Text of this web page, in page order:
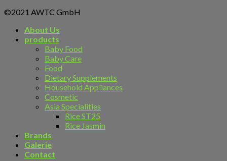
©2021 AWTC GmbH
About Us
products
Baby Food
Baby Care
Food
Dietary Supplements
Household Appliances
Cosmetic
Asia Specialities
Rice ST25
Rice Jasmin
Brands
Galerie
Contact